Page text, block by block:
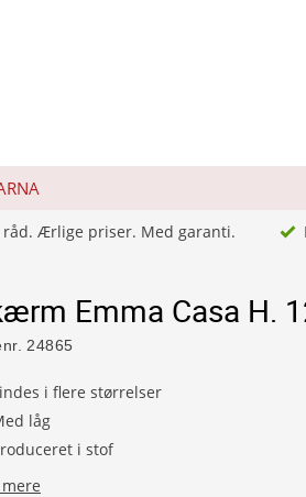
råd. Ærlige priser. Med garanti.
Emma Casa H.
24865
i flere størrelser
låg
i stof